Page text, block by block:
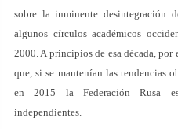
sobre la inminente desintegración
algunos círculos académicos
2000. A principios de esa década,
que, si se mantenían las tendencias
en 2015 la Federación Rusa
independientes.